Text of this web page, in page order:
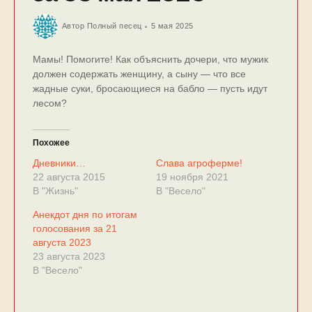
Автор Полный песец 5 мая 2025
Мамы! Помогите! Как объяснить дочери, что мужик
должен содержать женщину, а сыну — что все
жадные суки, бросающиеся на бабло — пусть идут
лесом?
Похожее
Дневники…
22 августа 2015
В "Жизнь"
Слава агроферме!
19 ноября 2021
В "Весело"
Анекдот дня по итогам
голосования за 21
августа 2023
23 августа 2023
В "Весело"